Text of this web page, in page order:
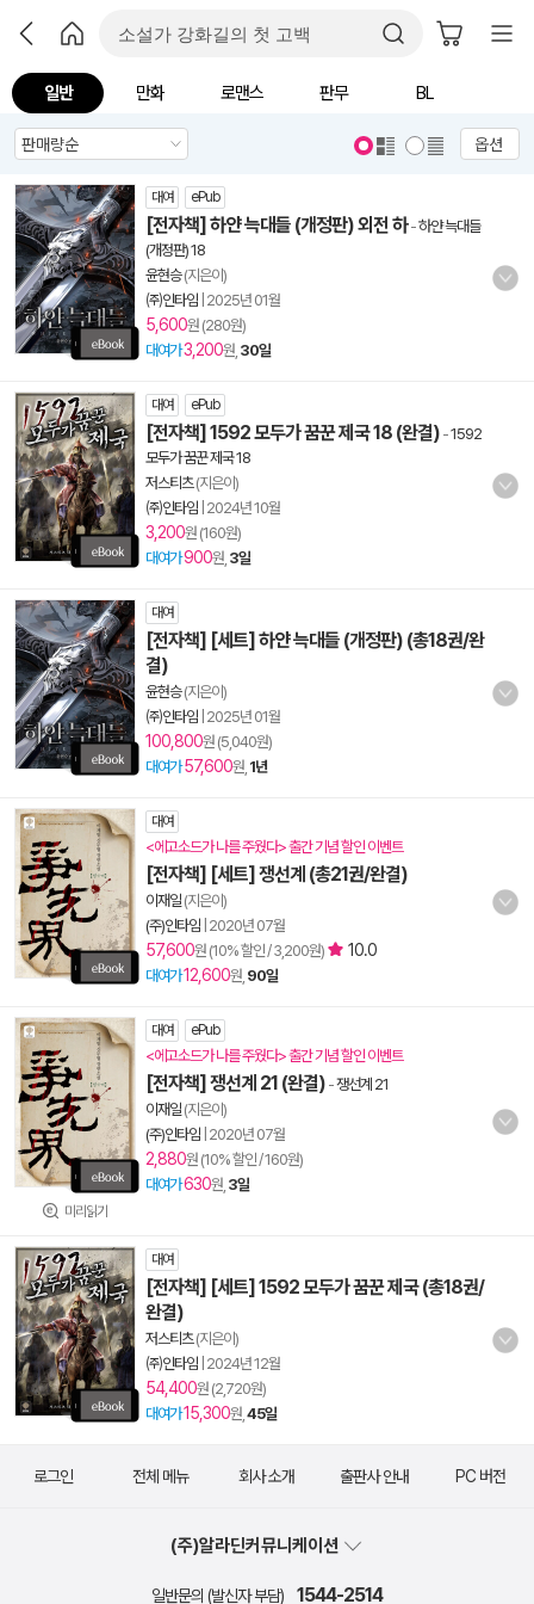
일반 만화 로맨스 판무 BL
옵션
대여 ePub
[전자책] 하얀 늑대들 (개정판) 외전 하-하얀 늑대들
(개정판) 18
윤현승(지은이)
㈜인타임 2025년 01월
5,600원 (280원)
대여가3,200원, 30일
대여 ePub
[전자책] 1592 모두가 꿈꾼 제국 18 (완결) -1592
모두가 꿈꾼 제국 18
저스티츠(지은이)
㈜인타임 2024년 10월
3,200원 (160원)
대여가900원, 3일
대여
[전자책] [세트] 하얀 늑대들 (개정판) (총18권/완
결)
윤현승(지은이)
㈜인타임 2025년 01월
100,800원 (5,040원)
대여가 57,600원, 1년
대여
<에고소드가 나를 주웠다> 출간 기념 할인 이벤트
[전자책] [세트] 쟁선계 (총21권/완결)
이재일 (지은이)
(주)인타임 2020년 07월
57,600원 (10% 할인 / 3,200원) 10.0
대여가12,600원, 90일
미리읽기
대여 ePub
<에고소드가 나를 주웠다> 출간 기념 할인 이벤트
[전자책] 쟁선계 21 (완결) -쟁선계 21
이재일 (지은이)
(주)인타임 2020년 07월
2,880원 (10% 할인 / 160원)
대여가630원, 3일
대여
[전자책] [세트] 1592 모두가 꿈꾼 제국 (총18권/
완결)
저스티츠(지은이)
㈜인타임 2024년 12월
54,400원 (2,720원)
대여가15,300원, 45일
로그인 전체 메뉴 회사 소개 출판사 안내 PC 버전
(주)알라딘커뮤니케이션
일반문의 (발신자 부담) 1544-2514